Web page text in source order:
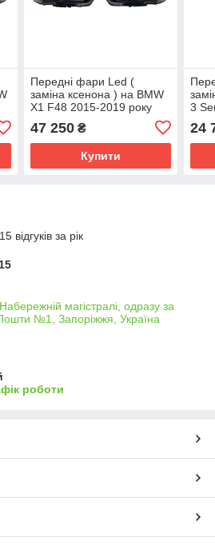
Передні фари Led (
заміна ксенона ) на BMW
X1 F48 2015-2019 року
47 250₴
Купити
3
24
відгуків за рік
магістралі, одразу за
№1, Запоріжжя, Україна
роботи